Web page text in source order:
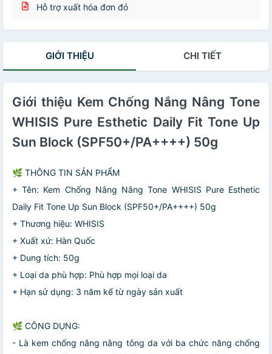
Hỗ trợ xuất hóa đơn đỏ
GIỚI THIỆU CHI TIẾT
Giới thiệu Kem Chống Nắng Nâng Tone
WHISIS Pure Esthetic Daily Fit Tone Up
Sun Block (SPF50+/PA++++) 50g
🌿 THÔNG TIN SẢN PHẨM
+ Tên: Kem Chống Nắng Nâng Tone WHISIS Pure Esthetic
Daily Fit Tone Up Sun Block (SPF50+/PA++++) 50g
+ Thương hiệu: WHISIS
+ Xuất xứ: Hàn Quốc
+ Dung tích: 50g
+ Loại da phù hợp: Phù hợp mọi loại da
+ Hạn sử dụng: 3 năm kể từ ngày sản xuất
🌿 CÔNG DỤNG:
- Là kem chống nắng nâng tông da với ba chức năng chống